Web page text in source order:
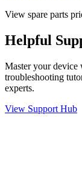
View spare parts
Helpful
Master your
troubleshooting
experts.
View Support Hub